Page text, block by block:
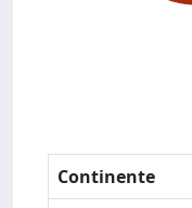
Continente